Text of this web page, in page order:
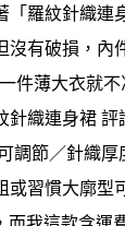
羅紋針織
沒有破損，
件薄大衣就
針織連身裙
調節／針織厚
習慣大廓